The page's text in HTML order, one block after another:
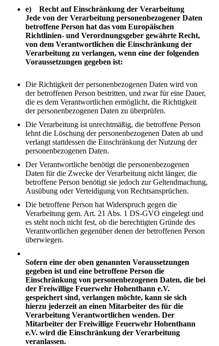
e) Recht auf Einschränkung der Verarbeitung
Jede von der Verarbeitung personenbezogener Daten
betroffene Person hat das vom Europäischen
Richtlinien- und Verordnungsgeber gewährte Recht,
von dem Verantwortlichen die Einschränkung der
Verarbeitung zu verlangen, wenn eine der folgenden
Voraussetzungen gegeben ist:
Die Richtigkeit der personenbezogenen Daten wird von
der betroffenen Person bestritten, und zwar für eine Dauer,
die es dem Verantwortlichen ermöglicht, die Richtigkeit
der personenbezogenen Daten zu überprüfen.
Die Verarbeitung ist unrechtmäßig, die betroffene Person
lehnt die Löschung der personenbezogenen Daten ab und
verlangt stattdessen die Einschränkung der Nutzung der
personenbezogenen Daten.
Der Verantwortliche benötigt die personenbezogenen
Daten für die Zwecke der Verarbeitung nicht länger, die
betroffene Person benötigt sie jedoch zur Geltendmachung,
Ausübung oder Verteidigung von Rechtsansprüchen.
Die betroffene Person hat Widerspruch gegen die
Verarbeitung gem. Art. 21 Abs. 1 DS-GVO eingelegt und
es steht noch nicht fest, ob die berechtigten Gründe des
Verantwortlichen gegenüber denen der betroffenen Person
überwiegen.
Sofern eine der oben genannten Voraussetzungen
gegeben ist und eine betroffene Person die
Einschränkung von personenbezogenen Daten, die bei
der Freiwillige Feuerwehr Hohenthann e.V.
gespeichert sind, verlangen möchte, kann sie sich
hierzu jederzeit an einen Mitarbeiter des für die
Verarbeitung Verantwortlichen wenden. Der
Mitarbeiter der Freiwillige Feuerwehr Hohenthann
e.V. wird die Einschränkung der Verarbeitung
veranlassen.